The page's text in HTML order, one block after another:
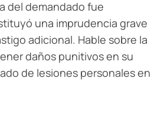
del demandado fue
una imprudencia grave
adicional. Hable sobre la
daños punitivos en su
de lesiones personales en